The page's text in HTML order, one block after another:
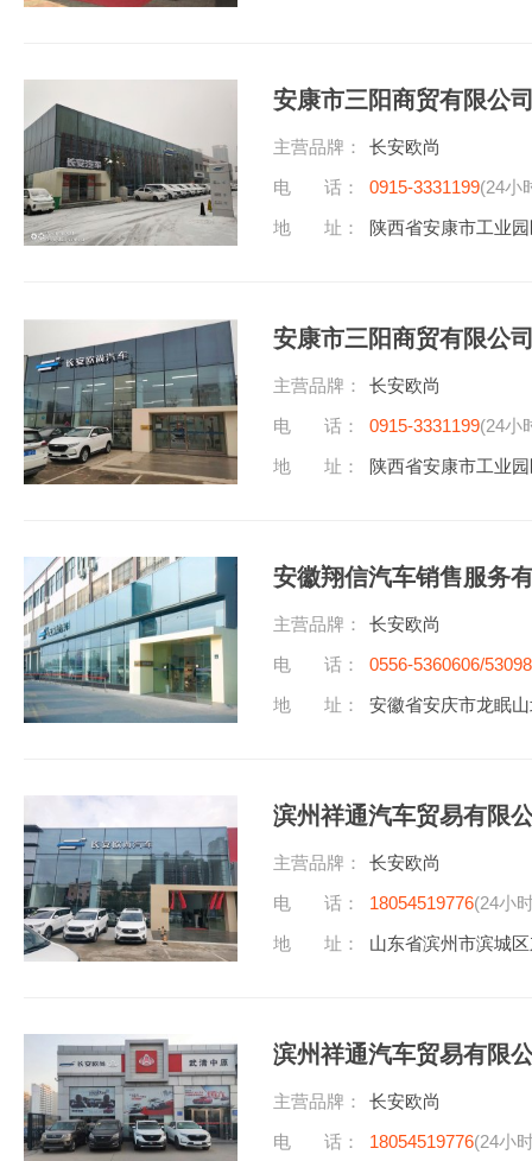
安康市三阳商贸有限公
主营品牌：
长安欧尚
电 话：
0915-3331199(24小
地 址：
陕西省安康市工业
安康市三阳商贸有限公
主营品牌：
长安欧尚
电 话：
0915-3331199(24小
地 址：
陕西省安康市工业
安徽翔信汽车销售服务
主营品牌：
长安欧尚
电 话：
0556-5360606/
地 址：
安徽省安庆市龙眠
滨州祥通汽车贸易有限
主营品牌：
长安欧尚
电 话：
18054519776(24小
地 址：
山东省滨州市滨城
滨州祥通汽车贸易有限
主营品牌：
长安欧尚
电 话：
18054519776(24小